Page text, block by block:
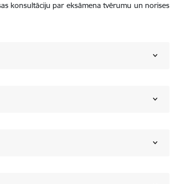
konsultāciju par eksāmena tvērumu un norises